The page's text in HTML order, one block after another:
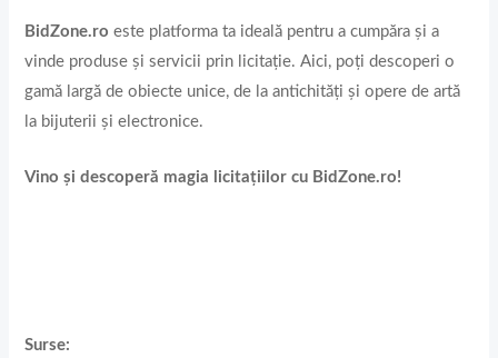
BidZone.ro este platforma ta ideală pentru a cumpăra și a
vinde produse și servicii prin licitație. Aici, poți descoperi o
gamă largă de obiecte unice, de la antichități și opere de artă
la bijuterii și electronice.
Vino și descoperă magia licitațiilor cu BidZone.ro!
Surse: